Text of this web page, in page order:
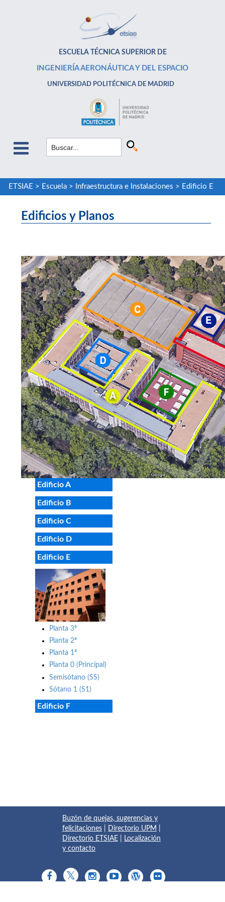
ESCUELA TÉCNICA SUPERIOR DE
INGENIERÍA AERONÁUTICA Y DEL ESPACIO
UNIVERSIDAD POLITÉCNICA DE MADRID
ETSIAE > Escuela> Infraestructura e Instalaciones > Edificio E
Edificios y Planos
Edificio A
Edificio B
Edificio C
Edificio D
Edificio E
Planta 3ª
Planta 2ª
Planta 1ª
Planta 0 (Principal)
Semisótano (SS)
Sótano 1 (S1)
Edificio F
Buzón de quejas, sugerencias y
felicitaciones
Directorio UPM
Directorio ETSIAE
Localización
y contacto